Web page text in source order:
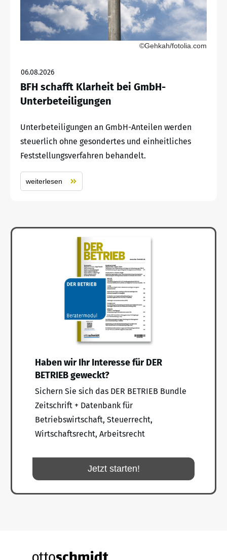
©Gehkah/fotolia.com
06.08.2026
BFH schafft Klarheit bei GmbH-
Unterbeteiligungen
Unterbeteiligungen an GmbH-Anteilen werden
steuerlich ohne gesondertes und einheitliches
Feststellungsverfahren behandelt.
weiterlesen
Haben wir Ihr Interesse für DER
BETRIEB geweckt?
Sichern Sie sich das DER BETRIEB Bundle
Zeitschrift + Datenbank für
Betriebswirtschaft, Steuerrecht,
Wirtschaftsrecht, Arbeitsrecht
Jetzt starten!